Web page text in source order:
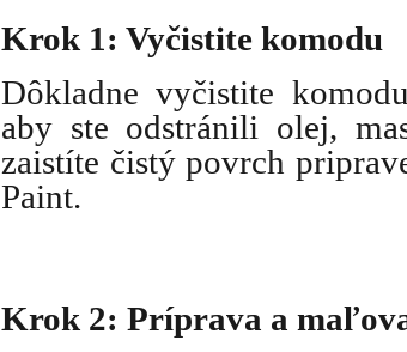
Krok 1: Vyčistite komodu
Dôkladne vyčistite
aby ste odstránili olej,
zaistíte čistý povrch
Paint.
Krok 2: Príprava a